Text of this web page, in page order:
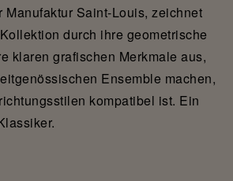
Manufaktur Saint-Louis, zeichnet
durch ihre geometrische
klaren grafischen Merkmale aus,
Ensemble machen,
kompatibel ist. Ein